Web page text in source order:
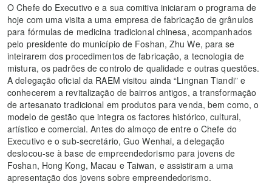
O Chefe do Executivo e a sua comitiva iniciaram o programa de
hoje com uma visita a uma empresa de fabricação de grânulos
para fórmulas de medicina tradicional chinesa, acompanhados
pelo presidente do município de Foshan, Zhu We, para se
inteirarem dos procedimentos de fabricação, a tecnologia de
mistura, os padrões de controlo de qualidade e outras questões.
A delegação oficial da RAEM visitou ainda “Lingnan Tiandi” e
conhecerem a revitalização de bairros antigos, a transformação
de artesanato tradicional em produtos para venda, bem como, o
modelo de gestão que integra os factores histórico, cultural,
artístico e comercial. Antes do almoço de entre o Chefe do
Executivo e o sub-secretário, Guo Wenhai, a delegação
deslocou-se à base de empreendedorismo para jovens de
Foshan, Hong Kong, Macau e Taiwan, e assistiram a uma
apresentação dos jovens sobre empreendedorismo.